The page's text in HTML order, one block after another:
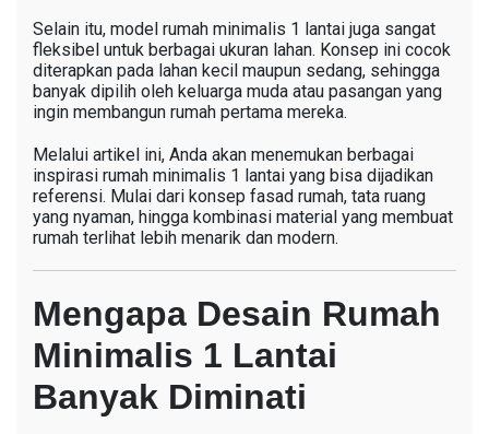
Selain itu, model rumah minimalis 1 lantai juga sangat
fleksibel untuk berbagai ukuran lahan. Konsep ini cocok
diterapkan pada lahan kecil maupun sedang, sehingga
banyak dipilih oleh keluarga muda atau pasangan yang
ingin membangun rumah pertama mereka.
Melalui artikel ini, Anda akan menemukan berbagai
inspirasi rumah minimalis 1 lantai yang bisa dijadikan
referensi. Mulai dari konsep fasad rumah, tata ruang
yang nyaman, hingga kombinasi material yang membuat
rumah terlihat lebih menarik dan modern.
Mengapa Desain Rumah
Minimalis 1 Lantai
Banyak Diminati